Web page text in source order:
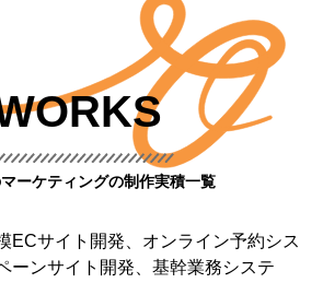
ーケティングの制作実積一覧
ECサイト開発、オンライン予約シス
ーンサイト開発、基幹業務システ